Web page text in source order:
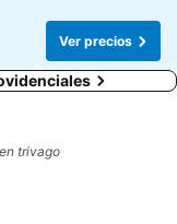
Ver precios
trivago